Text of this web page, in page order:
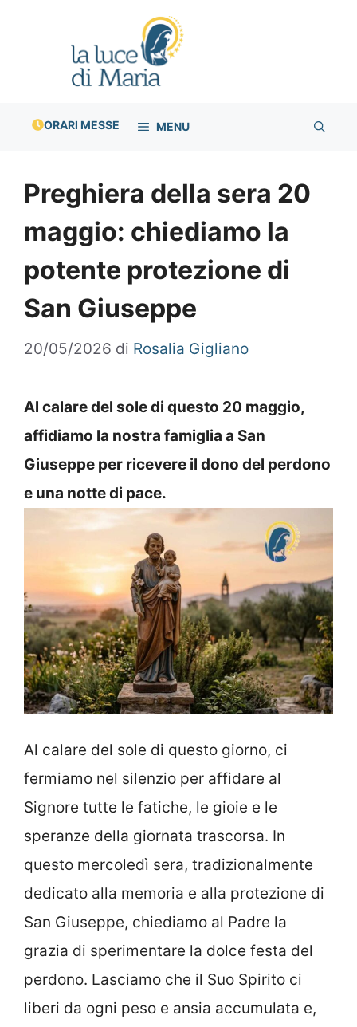
ORARI MESSE MENU
Preghiera della sera 20
maggio: chiediamo la
potente protezione di
San Giuseppe
20/05/2026 di Rosalia Gigliano
Al calare del sole di questo 20 maggio,
affidiamo la nostra famiglia a San
Giuseppe per ricevere il dono del perdono
e una notte di pace.
Al calare del sole di questo giorno, ci
fermiamo nel silenzio per affidare al
Signore tutte le fatiche, le gioie e le
speranze della giornata trascorsa. In
questo mercoledì sera, tradizionalmente
dedicato alla memoria e alla protezione di
San Giuseppe, chiediamo al Padre la
grazia di sperimentare la dolce festa del
perdono. Lasciamo che il Suo Spirito ci
liberi da ogni peso e ansia accumulata e,